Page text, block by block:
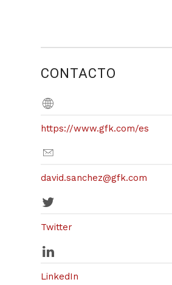
CONTACTO
https://www.gfk.com/es
david.sanchez@gfk.com
Twitter
LinkedIn